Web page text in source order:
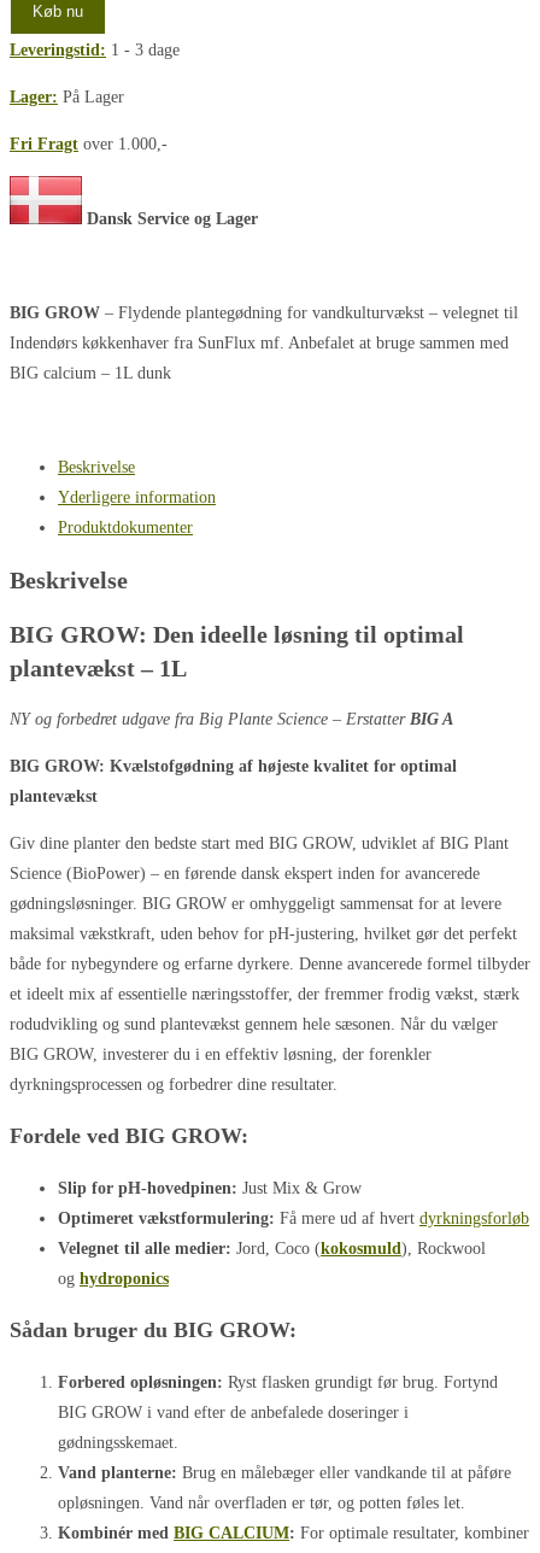
Køb nu
Leveringstid: 1 - 3 dage
Lager: På Lager
Fri Fragt over 1.000,-
Dansk Service og Lager
BIG GROW – Flydende plantegødning for vandkulturvækst – velegnet til
Indendørs køkkenhaver fra SunFlux mf. Anbefalet at bruge sammen med
BIG calcium – 1L dunk
Beskrivelse
Yderligere information
Produktdokumenter
Beskrivelse
BIG GROW: Den ideelle løsning til optimal
plantevækst – 1L
NY og forbedret udgave fra Big Plante Science – ErstatterBIG A
BIG GROW: Kvælstofgødning af højeste kvalitet for optimal
plantevækst
Giv dine planter den bedste start med BIG GROW, udviklet af BIG Plant
Science (BioPower) – en førende dansk ekspert inden for avancerede
gødningsløsninger. BIG GROW er omhyggeligt sammensat for at levere
maksimal vækstkraft, uden behov for pH-justering, hvilket gør det perfekt
både for nybegyndere og erfarne dyrkere. Denne avancerede formel tilbyder
et ideelt mix af essentielle næringsstoffer, der fremmer frodig vækst, stærk
rodudvikling og sund plantevækst gennem hele sæsonen. Når du vælger
BIG GROW, investerer du i en effektiv løsning, der forenkler
dyrkningsprocessen og forbedrer dine resultater.
Fordele ved BIG GROW:
Slip for pH-hovedpinen: Just Mix & Grow
Optimeret vækstformulering: Få mere ud af hvert dyrkningsforløb
Velegnet til alle medier: Jord, Coco (kokosmuld), Rockwool
og hydroponics
Sådan bruger du BIG GROW:
Forbered opløsningen: Ryst flasken grundigt før brug. Fortynd
BIG GROW i vand efter de anbefalede doseringer i
gødningsskemaet.
Vand planterne: Brug en målebæger eller vandkande til at påføre
opløsningen. Vand når overfladen er tør, og potten føles let.
Kombinér med BIG CALCIUM: For optimale resultater, kombiner